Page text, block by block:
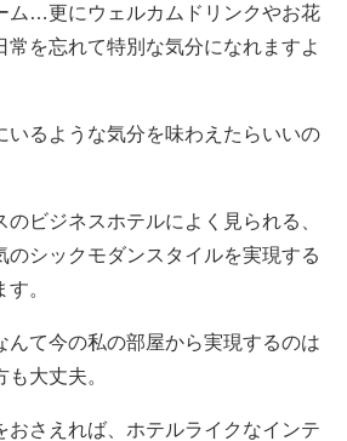
ム…更にウェルカムドリンクやお花
常を忘れて特別な気分になれますよ
いるような気分を味わえたらいいの
のビジネスホテルによく見られる、
のシックモダンスタイルを実現する
。
んて今の私の部屋から実現するのは
大丈夫。
おさえれば、ホテルライクなインテ